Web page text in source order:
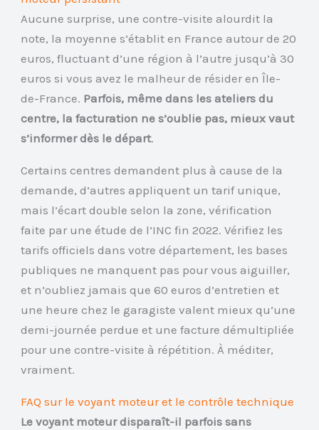
Aucune surprise, une contre-visite alourdit la
note, la moyenne s’établit en France autour de 20
euros, fluctuant d’une région à l’autre jusqu’à 30
euros si vous avez le malheur de résider en Île-
de-France. Parfois, même dans les ateliers du
centre, la facturation ne s’oublie pas, mieux vaut
s’informer dès le départ.
Certains centres demandent plus à cause de la
demande, d’autres appliquent un tarif unique,
mais l’écart double selon la zone, vérification
faite par une étude de l’INC fin 2022. Vérifiez les
tarifs officiels dans votre département, les bases
publiques ne manquent pas pour vous aiguiller,
et n’oubliez jamais que 60 euros d’entretien et
une heure chez le garagiste valent mieux qu’une
demi-journée perdue et une facture démultipliée
pour une contre-visite à répétition. À méditer,
vraiment.
FAQ sur le voyant moteur et le contrôle technique
Le voyant moteur disparaît-il parfois sans